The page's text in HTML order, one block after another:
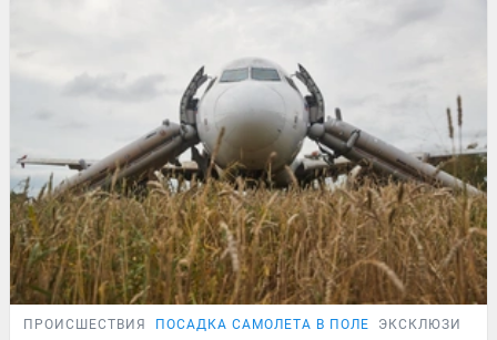
ПРОИСШЕСТВИЯ ПОСАДКА САМОЛЕТА В ПОЛЕ ЭКСКЛЮЗИВ